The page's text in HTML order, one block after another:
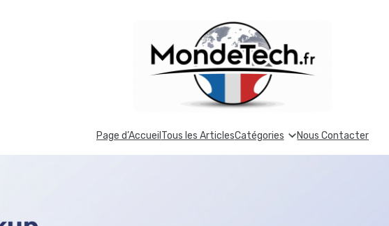
Page d’Accueil Tous les ArticlesCatégories Nous Contacter